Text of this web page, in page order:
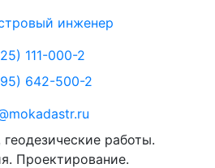
111-000-2
642-500-2
работы.
Проектирование.